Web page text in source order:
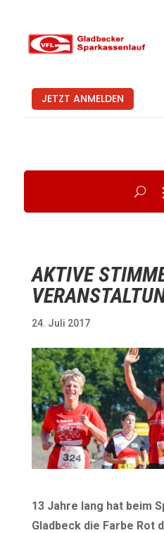
JETZT ANMELDEN
AKTIVE
24. Juli 2017
13 Jahre lang hat beim
Gladbeck die Farbe Rot